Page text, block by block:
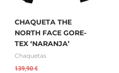
CHAQUETA THE
NORTH FACE GORE-
TEX ‘NARANJA’
Chaquetas
139,90€